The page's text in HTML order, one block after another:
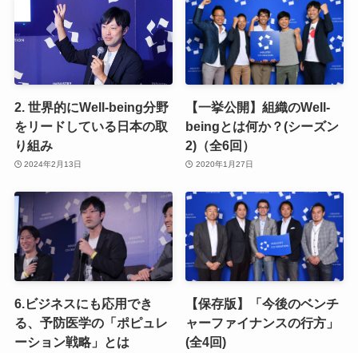
2. 世界的にWell-being分野
をリードしている日本の取
り組み
2024年2月13日
【一挙公開】組織のWell-
beingとは何か？(シーズン
2)（全6回）
2020年1月27日
6.ビジネスにも応用でき
る、予防医学の「ポピュレ
ーション戦略」とは
【保存版】「今後のベンチ
ャーファイナンスの行方」
(全4回)